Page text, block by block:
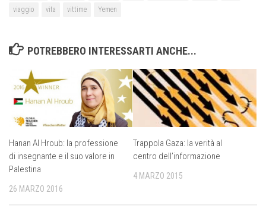
viaggio vita vittime Yemen
POTREBBERO INTERESSARTI ANCHE...
Hanan Al Hroub: la professione
di insegnante e il suo valore in
Palestina
26 MARZO 2016
Trappola Gaza: la verità al
centro dell’informazione
4 MARZO 2015